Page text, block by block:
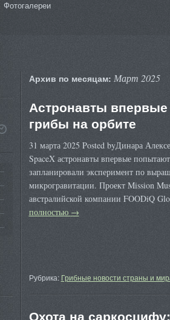
Фотогалереи
Архив по месяцам: Март 2025
Астронавты
грибы на орбите
31 марта 2025 Posted byДинара
SpaceX астронавты впервые
запланировали эксперимент по
микрогравитации. Проект Mission
австралийской компании FOODiQ
полностью →
Рубрика: Грибные новости страны и
Охота на